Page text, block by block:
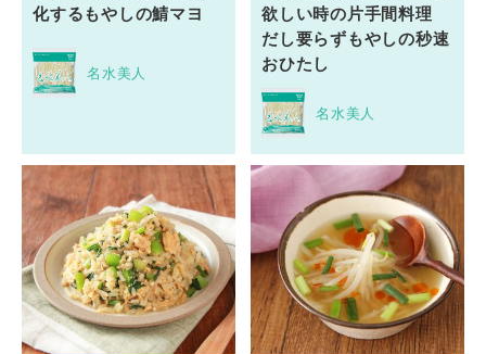
化するもやしの鯖マヨ
名水美人
欲しい時の片手間料理
だし要らずもやしの秒速
おひたし
名水美人